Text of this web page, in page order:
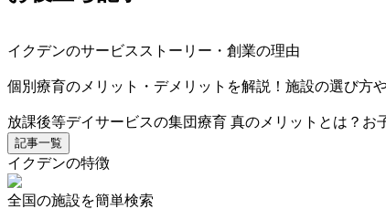
イクデンのサービスストーリー・創業の理由
個別療育のメリット・デメリットを解説！施設の選び方
放課後等デイサービスの集団療育 真のメリットとは？お
記事一覧
イクデンの特徴
全国の施設を簡単検索